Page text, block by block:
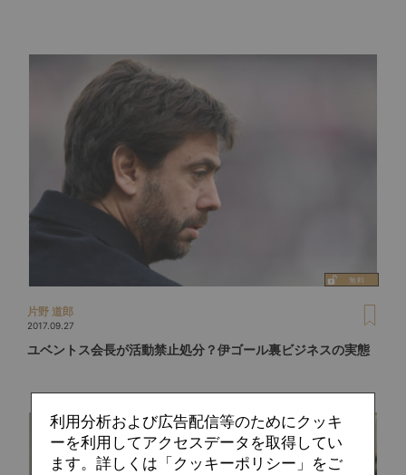
片野 道郎
2017.09.27
ユベントス会長が活動禁止処分？伊ゴール裏ビジネスの実態
利用分析および広告配信等のためにクッキ
ーを利用してアクセスデータを取得してい
ます。詳しくは「クッキーポリシー」をご